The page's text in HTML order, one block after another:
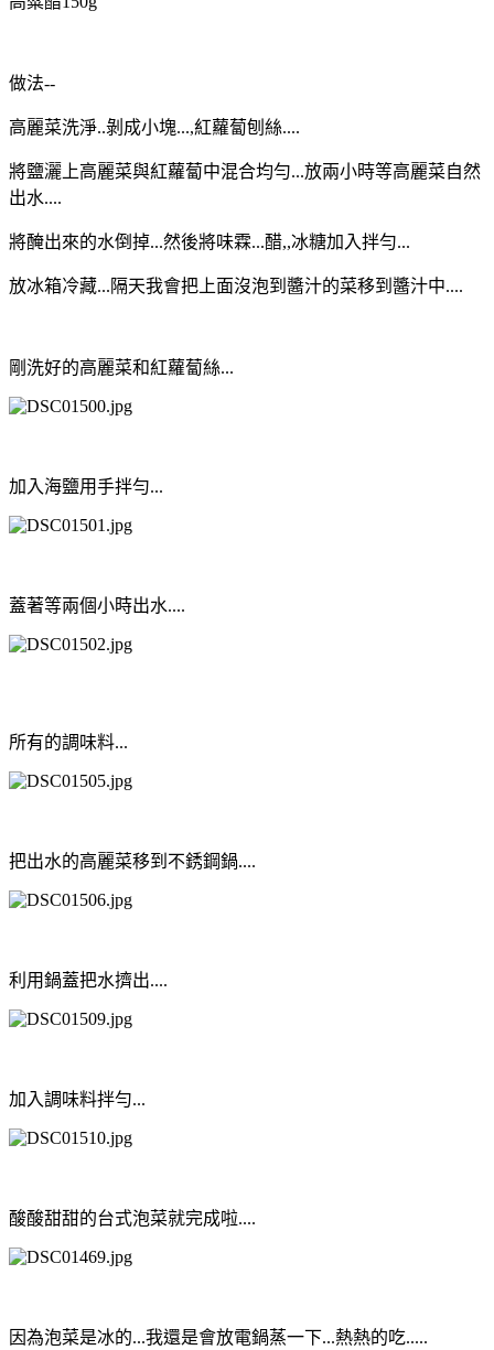
做法--
高麗菜洗淨..剝成小塊...,紅蘿蔔刨絲....
將鹽灑上高麗菜與紅蘿蔔中混合均勻...放兩小時等高麗菜自然
出水....
將醃出來的水倒掉...然後將味霖...醋,,冰糖加入拌勻...
放冰箱冷藏...隔天我會把上面沒泡到醬汁的菜移到醬汁中....
剛洗好的高麗菜和紅蘿蔔絲...
加入海鹽用手拌勻...
蓋著等兩個小時出水....
所有的調味料...
把出水的高麗菜移到不銹鋼鍋....
利用鍋蓋把水擠出....
加入調味料拌勻...
酸酸甜甜的台式泡菜就完成啦....
因為泡菜是冰的...我還是會放電鍋蒸一下...熱熱的吃.....